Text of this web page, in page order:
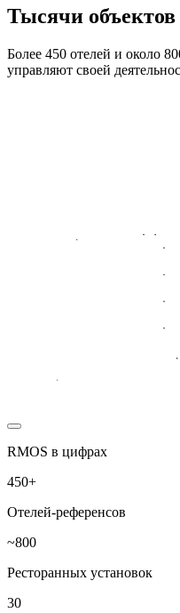
Тысячи
Более 450 отелей и около
управляют своей
RMOS в цифрах
450+
Отелей-референсов
~800
Ресторанных установок
30